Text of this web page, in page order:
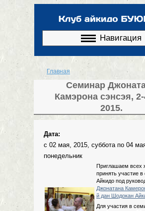
основному
Навигация
Вы здесь
Главная
Семинар
Камэрона сэнсэя,
2015.
Дата:
с 02 мая, 2015, суббота по 04
понедельник
Приглашаем всех
принять участие
Айкидо под
Джонатана
й дан Шодокан
Для участия в